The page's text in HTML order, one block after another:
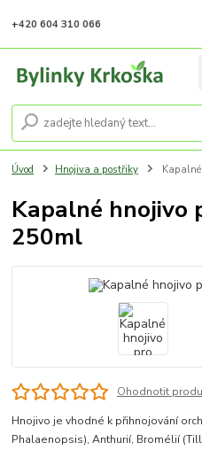
+420 604 310 066
Úvod Hnojiva a postřiky
Kapalné hnojivo
250ml
Ohodnotit
Hnojivo je vhodné k přihnojování
Phalaenopsis), Anthurií, Bromélií